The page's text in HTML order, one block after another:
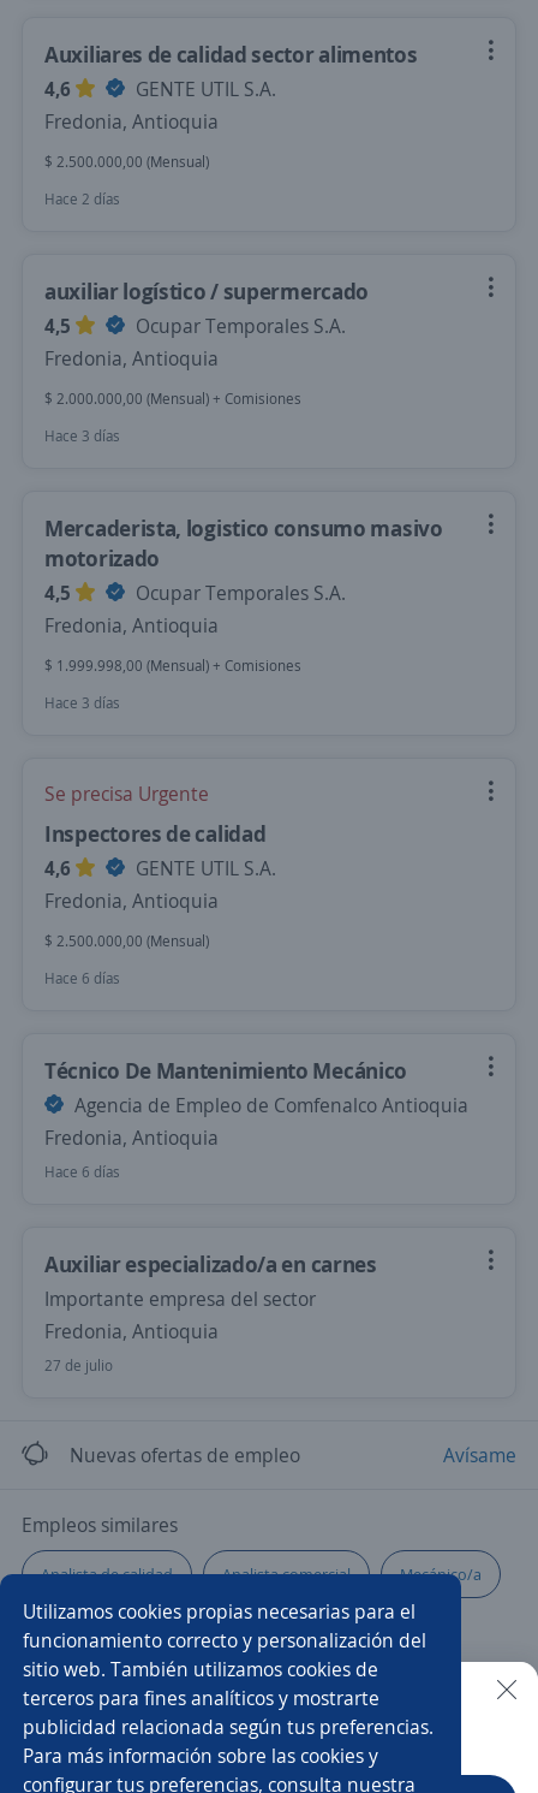
Utilizamos cookies propias necesarias para el
funcionamiento correcto y personalización del
sitio web. También utilizamos cookies de
terceros para fines analíticos y mostrarte
publicidad relacionada según tus preferencias.
Para más información sobre las cookies y
configurar tus preferencias, consulta nuestra
Auxiliares de calidad sector alimentos
4,6
GENTE UTIL S.A.
Fredonia, Antioquia
$ 2.500.000,00 (Mensual)
Hace 2 días
auxiliar logístico / supermercado
4,5
Ocupar Temporales S.A.
Fredonia, Antioquia
$ 2.000.000,00 (Mensual) + Comisiones
Hace 3 días
Mercaderista, logistico consumo masivo
motorizado
4,5
Ocupar Temporales S.A.
Fredonia, Antioquia
$ 1.999.998,00 (Mensual) + Comisiones
Hace 3 días
Se precisa Urgente
Inspectores de calidad
4,6
GENTE UTIL S.A.
Fredonia, Antioquia
$ 2.500.000,00 (Mensual)
Hace 6 días
Técnico De Mantenimiento Mecánico
Agencia de Empleo de Comfenalco Antioquia
Fredonia, Antioquia
Hace 6 días
Auxiliar especializado/a en carnes
Importante empresa del sector
Fredonia, Antioquia
27 de julio
Nuevas ofertas de empleo Avísame
Empleos similares
Analista de calidad Analista comercial Mecánico/a
Auxiliar en obra Auxiliar servicio al cliente
Gerente tienda Regente de farmacia
Operario/a de planta Ayudante de servicios generales
Buscar es más fácil en la app